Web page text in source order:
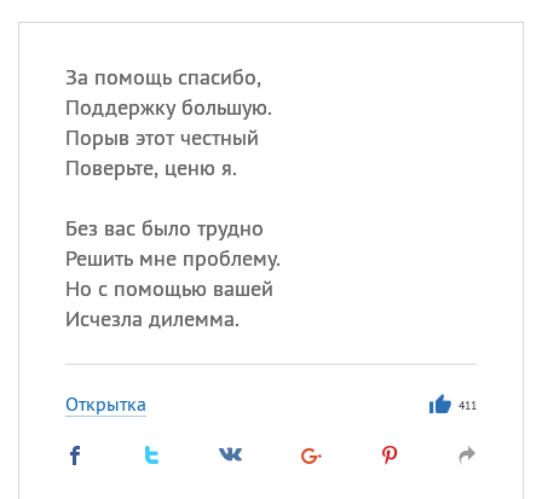
За помощь спасибо,
Поддержку большую.
Порыв этот честный
Поверьте, ценю я.
Без вас было трудно
Решить мне проблему.
Но с помощью вашей
Исчезла дилемма.
Открытка 411